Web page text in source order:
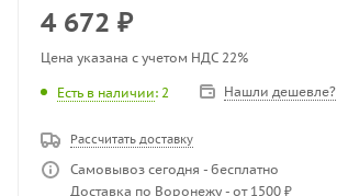
4 672 ₽
Цена указана с учетом НДС 22%
Есть в наличии: 2 Нашли дешевле?
Рассчитать доставку
Самовывоз сегодня - бесплатно
Доставка по Воронежу - от 1500 ₽